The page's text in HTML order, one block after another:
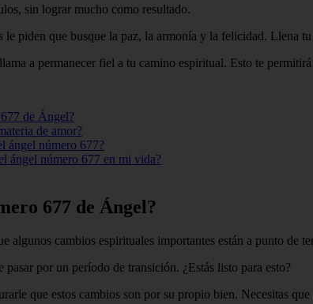
sin lograr mucho como resultado.
le piden que busque la paz, la armonía y la felicidad. Llena
a permanecer fiel a tu camino espiritual. Esto te
de Ángel?
de amor?
ángel número 677?
ángel número 677 en mi vida?
677 de Ángel?
algunos cambios espirituales importantes están a punto de
pasar por un período de transición. ¿Estás listo para esto?
que estos cambios son por su propio bien. Necesitas